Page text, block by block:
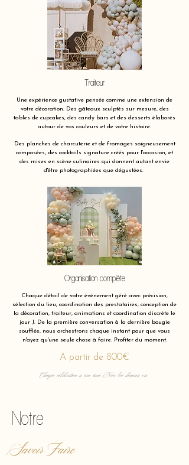
Traiteur
Une expérience gustative pensée comme une extension de
votre décoration. Des gâteaux sculptés sur mesure, des
tables de cupcakes, des candy bars et des desserts élaborés
autour de vos couleurs et de votre histoire.
Des planches de charcuterie et de fromages soigneusement
composées, des cocktails signature créés pour l'occasion, et
des mises en scène culinaires qui donnent autant envie
d'être photographiées que dégustées.
Organisation complète
Chaque détail de votre événement géré avec précision,
sélection du lieu, coordination des prestataires, conception de
la décoration, traiteur, animations et coordination discrète le
jour J. De la première conversation à la dernière bougie
soufflée, nous orchestrons chaque instant pour que vous
n'ayez qu'une seule chose à faire. Profiter du moment.
A partir de 800€
Chaque célébration a une âme. Nous lui donnons vie.
Notre
Savoir Faire